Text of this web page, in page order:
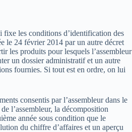
fixe les conditions d’identification des
le 24 février 2014 par un autre décret
les produits pour lesquels l’assembleur
un dossier administratif et un autre
fournies. Si tout est en ordre, on lui
consentis par l’assembleur dans le
l’assembleur, la décomposition
année sous condition que le
du chiffre d’affaires et un aperçu